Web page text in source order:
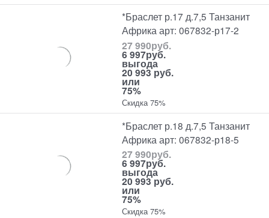
*Браслет р.17 д.7,5 Танзанит
Африка арт: 067832-р17-2
27 990руб.
6 997руб.
выгода
20 993 руб.
или
75%
Скидка 75%
*Браслет р.18 д.7,5 Танзанит
Африка арт: 067832-р18-5
27 990руб.
6 997руб.
выгода
20 993 руб.
или
75%
Скидка 75%